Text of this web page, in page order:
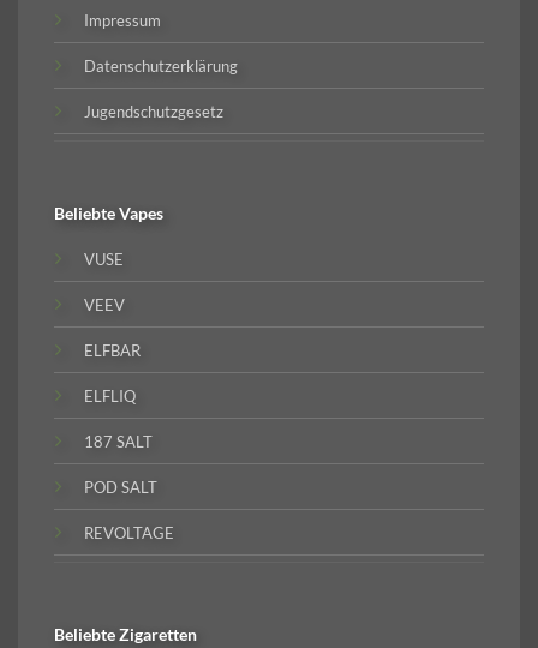
Impressum
Datenschutzerklärung
Jugendschutzgesetz
BeliebteVapes
VUSE
VEEV
ELFBAR
ELFLIQ
187 SALT
POD SALT
REVOLTAGE
BeliebteZigaretten